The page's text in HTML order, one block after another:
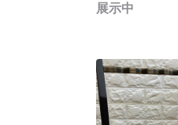
展示中